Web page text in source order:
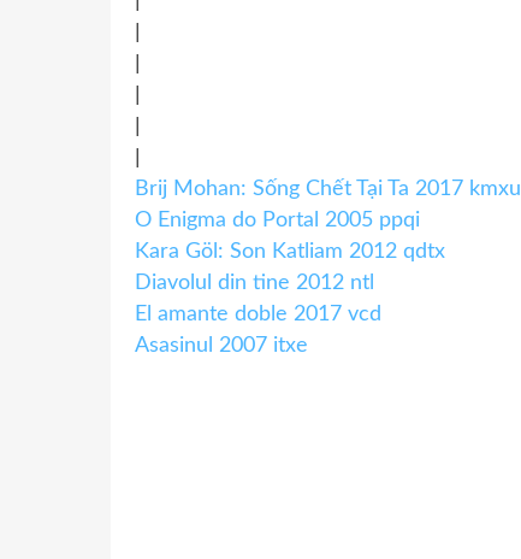
Brij Mohan: Sống Chết Tại Ta 2017 kmxu
O Enigma do Portal 2005 ppqi
Kara Göl: Son Katliam 2012 qdtx
Diavolul din tine 2012 ntl
El amante doble 2017 vcd
Asasinul 2007 itxe